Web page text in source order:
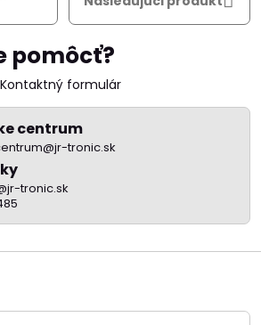
pomôcť?
formulár
centrum
tronic.sk
tronic.sk